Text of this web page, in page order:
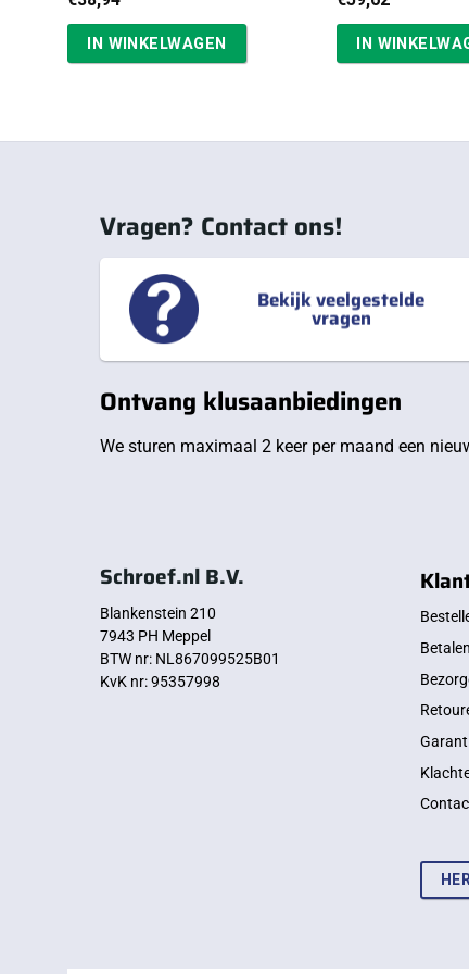
IN WINKELWAGEN IN
Vragen? Contact ons!
Bekijk veelgestelde
vragen
Ontvang klusaanbiedingen
We sturen maximaal 2 keer per maand een
Schroef.nl B.V.
Blankenstein 210
7943 PH Meppel
BTW nr: NL867099525B01
KvK nr: 95357998
Betalen